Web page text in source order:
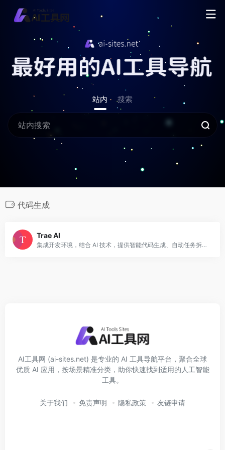
站内 搜索
代码生成
Trae AI
集成开发环境，结合 AI 技术，提供智能代码生成、自动任务拆解和实时协作，提升开发效率。
AI工具网 (ai-sites.net) 是专业的 AI 工具导航平台，聚合全球
优质 AI 应用，按场景精准分类，助你快速找到适用的人工智能
工具。
关于我们 免责声明 隐私政策 友链申请